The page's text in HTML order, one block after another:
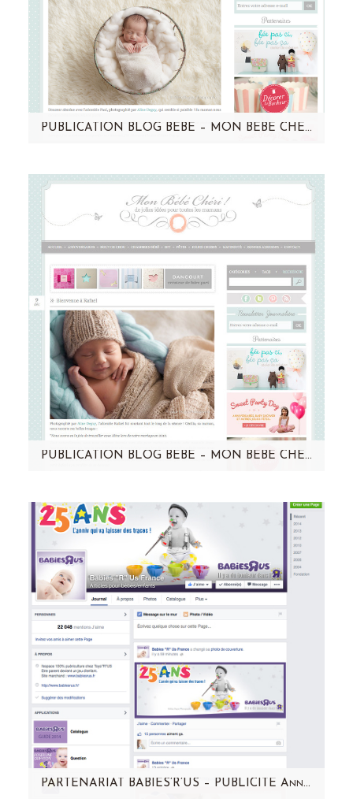
PUBLICATION BLOG BÉBÉ – MON BÉBÉ CHÉRI – PAUL
! Une séance tout en douceur... Cliquez sur
l’image pour découvrir…
PUBLICATION BLOG BÉBÉ – MON BÉBÉ CHÉRI – RAFAEL
bébé chéri ! Cliquez sur l'image pour en voir
plus: Un…
PARTENARIAT BABIES’R’US – PUBLICITÉ Anniversaire 25 ANS – ALINE DEGUY PHOTOGRAPHE